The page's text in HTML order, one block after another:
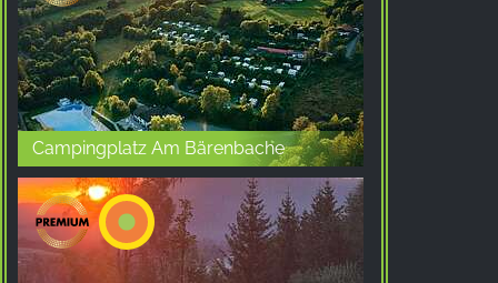
Campingplatz Am Bärenbache
og er nødvendige for brugen af hjemmesiden.
MARKEDSFØRING
Marketingcookies bruges af tredjeparter til at vise
personlige reklamer. Det gør de ved at spore
besøgende på tværs af hjemmesider.
Facebook Pixel